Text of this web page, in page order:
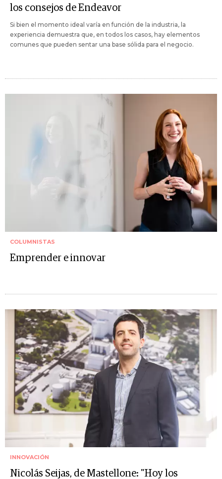
los consejos de Endeavor
Si bien el momento ideal varía en función de la industria, la
experiencia demuestra que, en todos los casos, hay elementos
comunes que pueden sentar una base sólida para el negocio.
COLUMNISTAS
Emprender e innovar
INNOVACIÓN
Nicolás Seijas, de Mastellone: "Hoy los